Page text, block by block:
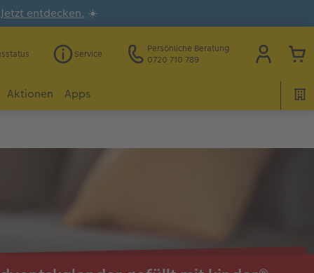
Jetzt entdecken. ☀️
Service
Persönliche Beratung
0720 710 789
Aktionen Apps